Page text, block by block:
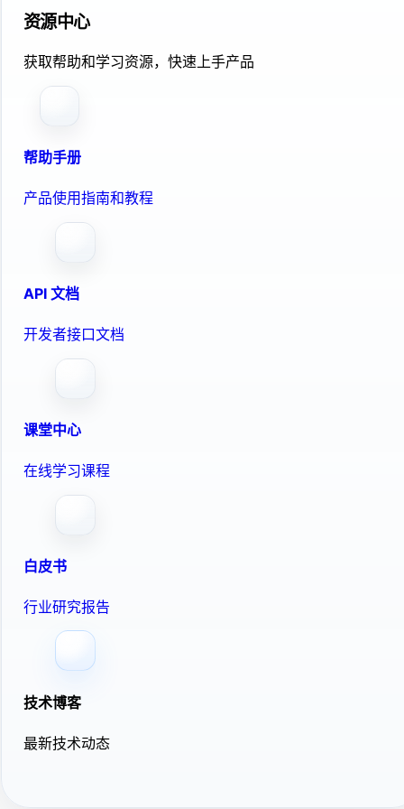
资源中心
获取帮助和学习资源，快速上手产品
帮助手册
产品使用指南和教程
API 文档
开发者接口文档
课堂中心
在线学习课程
白皮书
行业研究报告
技术博客
最新技术动态